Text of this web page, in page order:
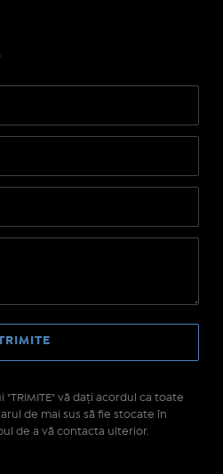
vă daţi acordul ca toate
de mai sus să fie stocate în
de a vă contacta ulterior.